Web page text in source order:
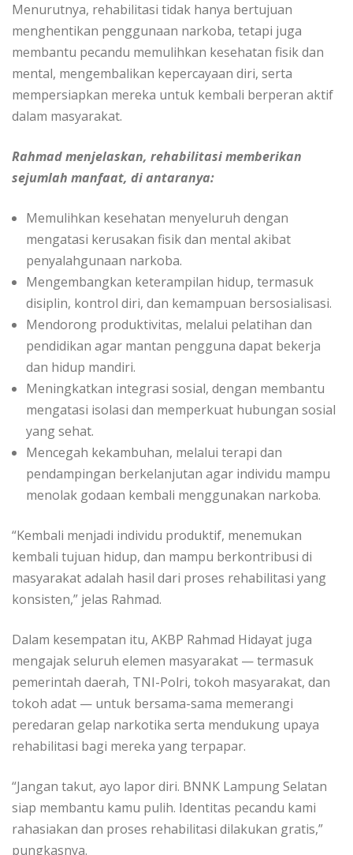
Menurutnya, rehabilitasi tidak hanya bertujuan
menghentikan penggunaan narkoba, tetapi juga
membantu pecandu memulihkan kesehatan fisik dan
mental, mengembalikan kepercayaan diri, serta
mempersiapkan mereka untuk kembali berperan aktif
dalam masyarakat.
Rahmad menjelaskan, rehabilitasi memberikan
sejumlah manfaat, di antaranya:
Memulihkan kesehatan menyeluruh dengan
mengatasi kerusakan fisik dan mental akibat
penyalahgunaan narkoba.
Mengembangkan keterampilan hidup, termasuk
disiplin, kontrol diri, dan kemampuan bersosialisasi.
Mendorong produktivitas, melalui pelatihan dan
pendidikan agar mantan pengguna dapat bekerja
dan hidup mandiri.
Meningkatkan integrasi sosial, dengan membantu
mengatasi isolasi dan memperkuat hubungan sosial
yang sehat.
Mencegah kekambuhan, melalui terapi dan
pendampingan berkelanjutan agar individu mampu
menolak godaan kembali menggunakan narkoba.
“Kembali menjadi individu produktif, menemukan
kembali tujuan hidup, dan mampu berkontribusi di
masyarakat adalah hasil dari proses rehabilitasi yang
konsisten,” jelas Rahmad.
Dalam kesempatan itu, AKBP Rahmad Hidayat juga
mengajak seluruh elemen masyarakat — termasuk
pemerintah daerah, TNI-Polri, tokoh masyarakat, dan
tokoh adat — untuk bersama-sama memerangi
peredaran gelap narkotika serta mendukung upaya
rehabilitasi bagi mereka yang terpapar.
“Jangan takut, ayo lapor diri. BNNK Lampung Selatan
siap membantu kamu pulih. Identitas pecandu kami
rahasiakan dan proses rehabilitasi dilakukan gratis,”
pungkasnya.